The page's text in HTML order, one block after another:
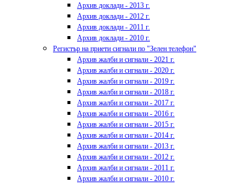
Архив доклади - 2013 г.
Архив доклади - 2012 г.
Архив доклади - 2011 г.
Архив доклади - 2010 г.
Регистър на приети сигнали по "Зелен телефон"
Архив жалби и сигнали - 2021 г.
Архив жалби и сигнали - 2020 г.
Архив жалби и сигнали - 2019 г.
Архив жалби и сигнали - 2018 г.
Архив жалби и сигнали - 2017 г.
Архив жалби и сигнали - 2016 г.
Архив жалби и сигнали - 2015 г.
Архив жалби и сигнали - 2014 г.
Архив жалби и сигнали - 2013 г.
Архив жалби и сигнали - 2012 г.
Архив жалби и сигнали - 2011 г.
Архив жалби и сигнали - 2010 г.